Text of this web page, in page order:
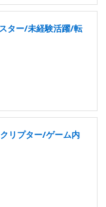
ター/未経験活躍/転
リプター/ゲーム内